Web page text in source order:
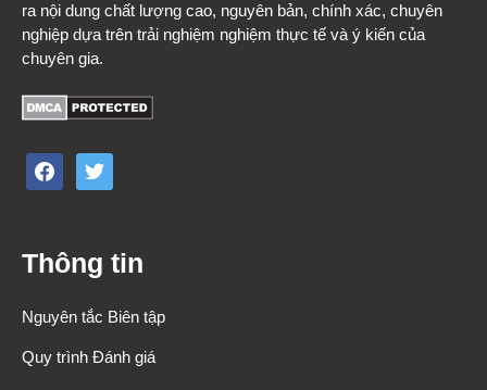
ra nội dung chất lượng cao, nguyên bản, chính xác, chuyên
nghiệp dựa trên trải nghiệm nghiệm thực tế và ý kiến của
chuyên gia.
facebooktwitter
Thông tin
Nguyên tắc Biên tập
Quy trình Đánh giá